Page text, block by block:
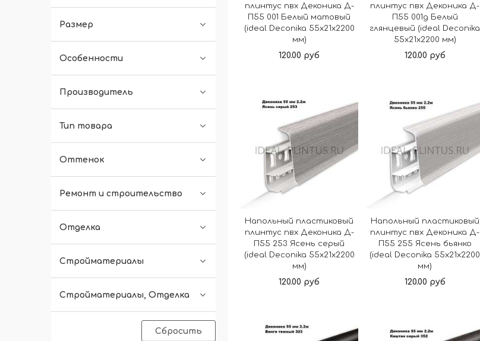
Размер
Особенности
Производитель
Тип товара
Оттенок
Ремонт и строительство
Отделка
Стройматериалы
Стройматериалы, Отделка
Сбросить
плинтус пвх Деконика Д-
П55 001 Белый матовый
(ideal Deconika 55х21х2200
мм)
120.00 руб
плинтус пвх Деконика Д-
П55 001g Белый
глянцевый (ideal Deconika
55х21х2200 мм)
120.00 руб
Напольный пластиковый
плинтус пвх Деконика Д-
П55 253 Ясень серый
(ideal Deconika 55х21х2200
мм)
120.00 руб
Напольный пластиковый
плинтус пвх Деконика Д-
П55 255 Ясень бьянко
(ideal Deconika 55х21х2200
мм)
120.00 руб